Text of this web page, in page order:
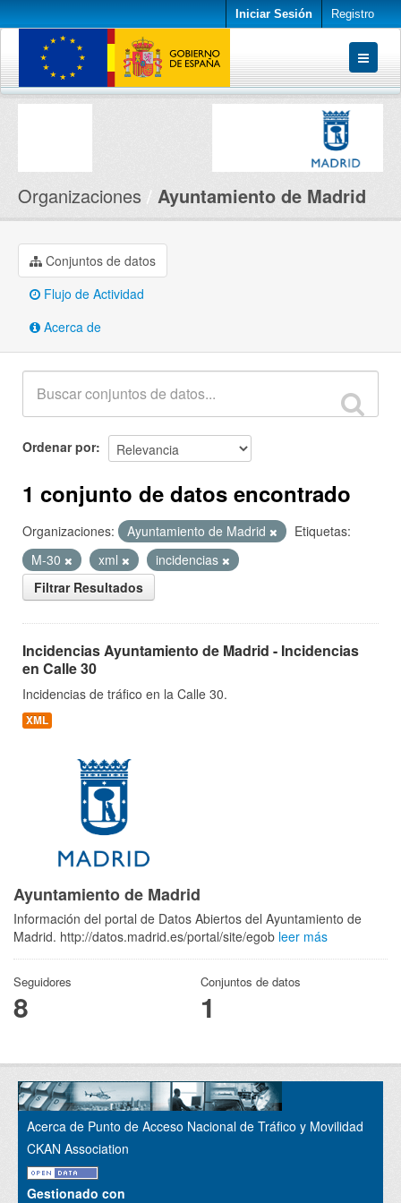
Iniciar Sesión Registro
Conjuntos de datos
Organizaciones Ayuntamiento de Madrid
Conjuntos de datos
Flujo de Actividad
Acerca de
Ordenar por
1 conjunto de datos encontrado
Organizaciones: Ayuntamiento de Madrid
Etiquetas:
M-30
xml
incidencias
Filtrar Resultados
Incidencias Ayuntamiento de Madrid - Incidencias
en Calle 30
Incidencias de tráfico en la Calle 30.
XML
Ayuntamiento de Madrid
Información del portal de Datos Abiertos del Ayuntamiento de
Madrid. http://datos.madrid.es/portal/site/egob leer más
Seguidores
8
Conjuntos de datos
1
Acerca de Punto de Acceso Nacional de Tráfico y Movilidad
CKAN Association
Gestionado con